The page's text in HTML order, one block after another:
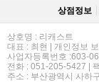
상점정보
상호명 : 리캐스트
대표 : 최현 | 개인정보
사업자등록번호 :603-
전화 : 051-205-5427 |
주소 : 부산광역시 사하